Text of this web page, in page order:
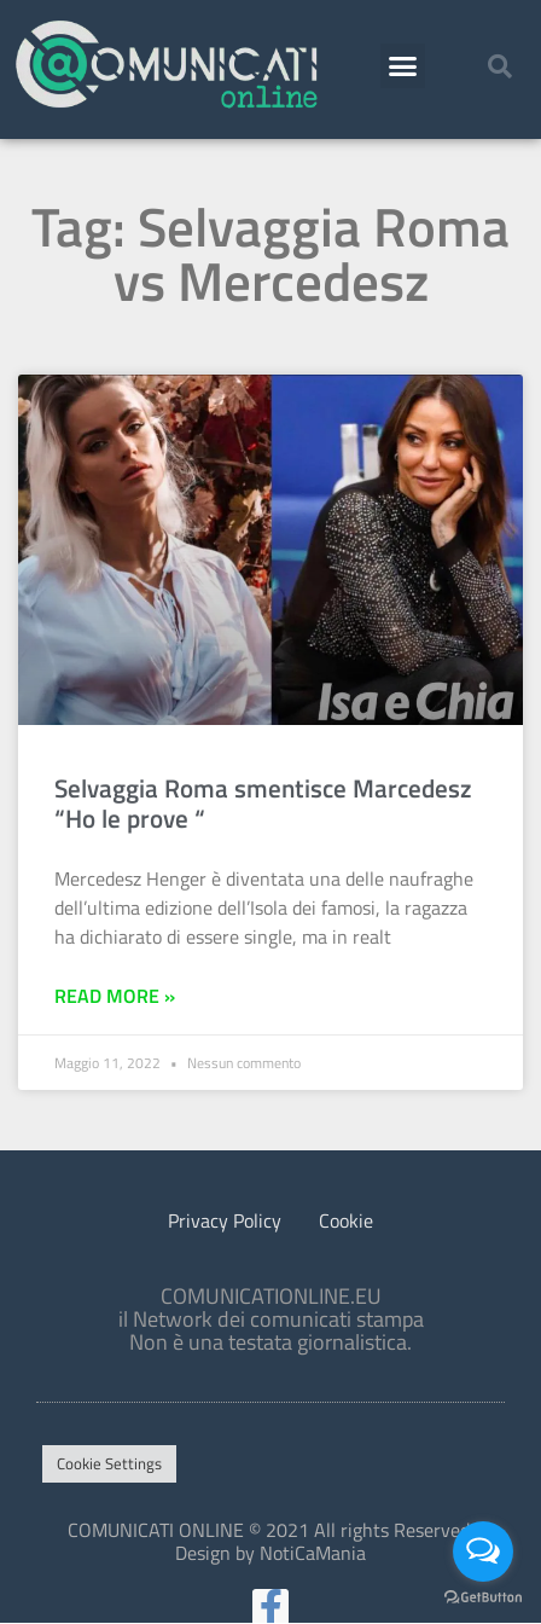
Tag: Selvaggia Roma
vs Mercedesz
Selvaggia Roma smentisce Marcedesz
“Ho le prove “
Mercedesz Henger è diventata una delle naufraghe
dell’ultima edizione dell’Isola dei famosi, la ragazza
ha dichiarato di essere single, ma in realt
READ MORE »
Maggio 11, 2022 Nessun commento
Privacy Policy Cookie
COMUNICATIONLINE.EU
il Network dei comunicati stampa
Non è una testata giornalistica.
Cookie Settings
COMUNICATI ONLINE © 2021 All rights Reserved.
Design by NotiCaMania